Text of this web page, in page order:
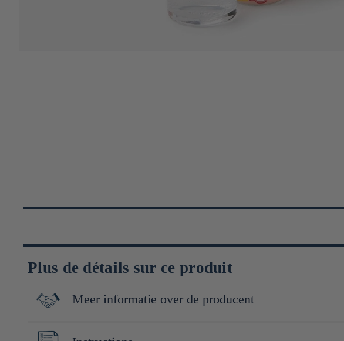
Plus de détails sur ce produit
Meer informatie over de producent
Originaire d'Angleterre, le concept de la bouteille de ramune a été introduit au Japon